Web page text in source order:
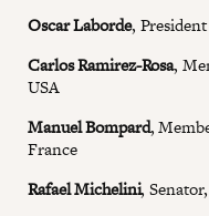
Oscar Laborde,
Carlos Ramirez-Rosa,
USA
Manuel Bompard,
France
Rafael Michelini,